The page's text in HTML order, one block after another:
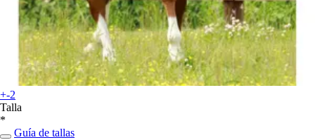
+-2
Talla
*
Guía de tallas